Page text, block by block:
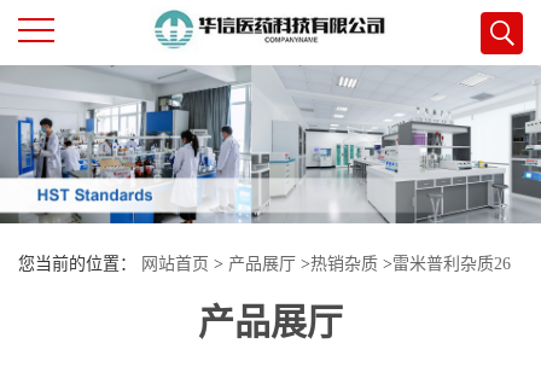
公
司
首
页
您当前的位置： 网站首页 > 产品展厅 >热销杂质 >雷米普利杂质26
产品展厅